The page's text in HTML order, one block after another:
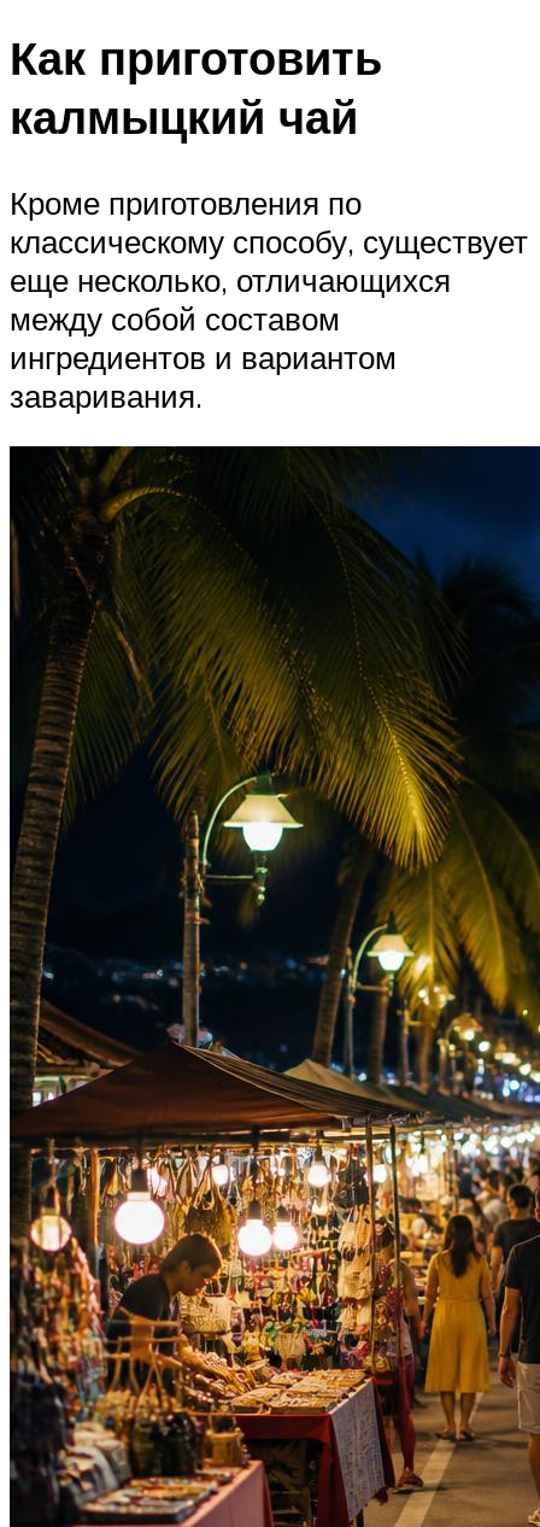
Как приготовить
калмыцкий чай
Кроме приготовления по
классическому способу, существует
еще несколько, отличающихся
между собой составом
ингредиентов и вариантом
заваривания.